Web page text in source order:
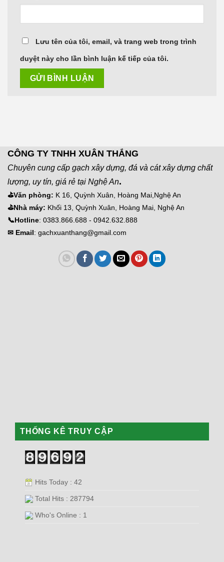
Lưu tên của tôi, email, và trang web trong trình
duyệt này cho lần bình luận kế tiếp của tôi.
CÔNG TY TNHH XUÂN THẮNG
Chuyên cung cấp gạch xây dựng, đá và cát xây dựng chất
lượng, uy tín, giá rẻ tại Nghệ An.
⛳Văn phòng: K 16, Quỳnh Xuân, Hoàng Mai,Nghệ An
⛳Nhà máy: Khối 13, Quỳnh Xuân, Hoàng Mai, Nghệ An
📞Hotline: 0383.866.688 - 0942.632.888
✉ Email: gachxuanthang@gmail.com
THỐNG KÊ TRUY CẬP
Hits Today : 42
Total Hits : 287794
Who's Online : 1